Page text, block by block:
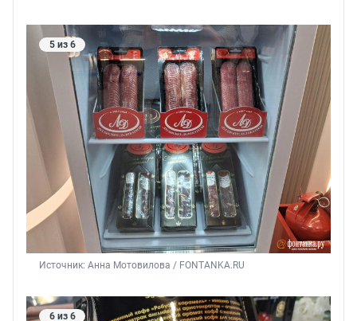
5 из 6
Источник: Анна Мотовилова / FONTANKA.RU
6 из 6